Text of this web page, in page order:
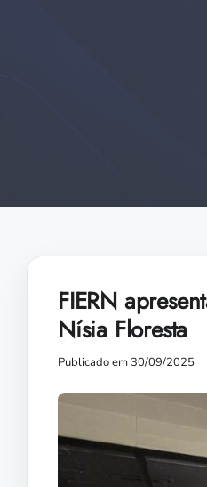
FIERN
Nísia Floresta
Publicado em 30/09/2025